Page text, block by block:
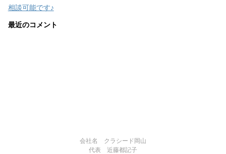
相談可能です♪
最近のコメント
会社名 クラシード岡山
代表 近藤都記子